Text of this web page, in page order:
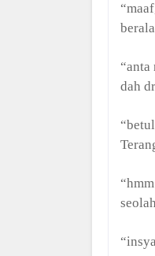
dah